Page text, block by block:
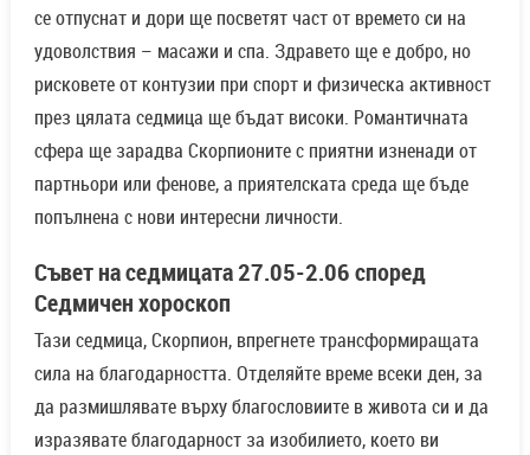
се отпуснат и дори ще посветят част от времето си на
удоволствия – масажи и спа. Здравето ще е добро, но
рисковете от контузии при спорт и физическа активност
през цялата седмица ще бъдат високи. Романтичната
сфера ще зарадва Скорпионите с приятни изненади от
партньори или фенове, а приятелската среда ще бъде
попълнена с нови интересни личности.
Съвет на седмицата 27.05-2.06 според
Седмичен хороскоп
Тази седмица, Скорпион, впрегнете трансформиращата
сила на благодарността. Отделяйте време всеки ден, за
да размишлявате върху благословиите в живота си и да
изразявате благодарност за изобилието, което ви